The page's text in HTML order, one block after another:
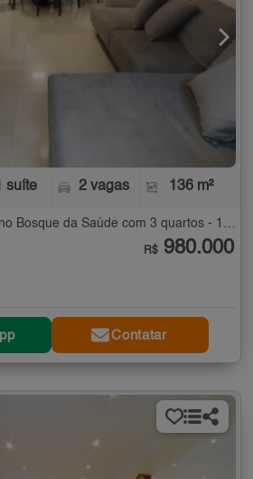
suíte 2 vagas 136 m²
Casa Térrea à Venda no Bosque da Saúde com 3 quartos - 136 m²
R$ 980.000
Contatar